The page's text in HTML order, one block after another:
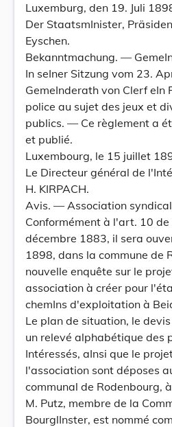
Luxemburg, den 19. Juli
Der StaatsmInister,
Eyschen.
Bekanntmachung. —
In seIner Sitzung vom 23.
GemeInderath von Clerf eIn
police au sujet des jeux et
publics. — Ce règlement a
et publié.
Luxembourg, le 15 juillet
Le Directeur général de
H. KIRPACH.
Avis. — Association
Conformément à l'art. 10
décembre 1883, il sera
1898, dans la commune de
nouvelle enquête sur le
association à créer pour
chemIns d'exploitation à
Le plan de situation, le
un relevé alphabétique des
Intéressés, aInsi que le
l'association sont déposes
communal de Rodenbourg,
M. Putz, membre de la
BourglInster, est nommé